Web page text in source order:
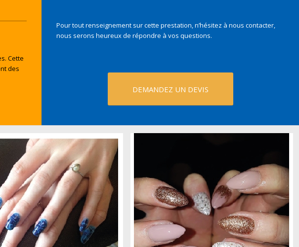
Cette
des
Pour tout renseignement sur cette prestation, n’hésitez à nous contacter,
nous serons heureux de répondre à vos questions.
DEMANDEZ UN DEVIS